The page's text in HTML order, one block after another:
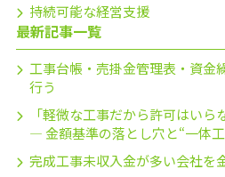
持続可能な経営支援
最新記事一覧
工事台帳・売掛金管理表・資金
行う
「軽微な工事だから許可は
― 金額基準の落とし穴と“一体
完成工事未収入金が多い会社を